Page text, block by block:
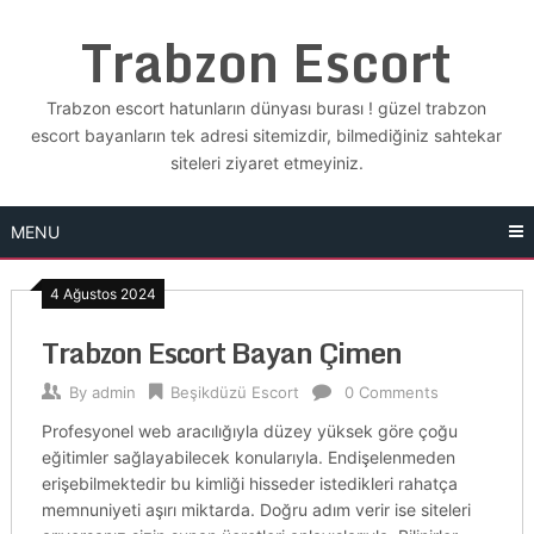
Trabzon Escort
Trabzon escort hatunların dünyası burası ! güzel trabzon
escort bayanların tek adresi sitemizdir, bilmediğiniz sahtekar
siteleri ziyaret etmeyiniz.
MENU
4 Ağustos 2024
Trabzon Escort Bayan Çimen
By admin Beşikdüzü Escort 0 Comments
Profesyonel web aracılığıyla düzey yüksek göre çoğu
eğitimler sağlayabilecek konularıyla. Endişelenmeden
erişebilmektedir bu kimliği hisseder istedikleri rahatça
memnuniyeti aşırı miktarda. Doğru adım verir ise siteleri